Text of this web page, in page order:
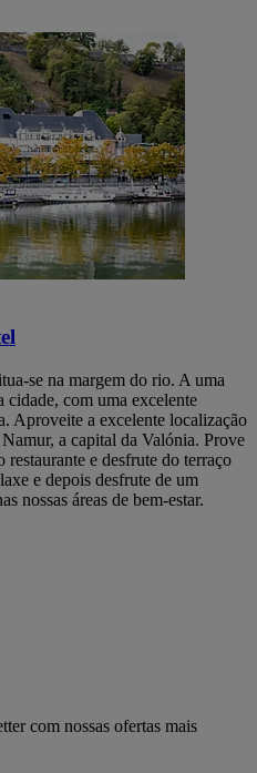
se na margem do rio. A uma
cidade, com uma excelente
Aproveite a excelente localização
a capital da Valónia. Prove
restaurante e desfrute do terraço
e depois desfrute de um
nossas áreas de bem-estar.
com nossas ofertas mais